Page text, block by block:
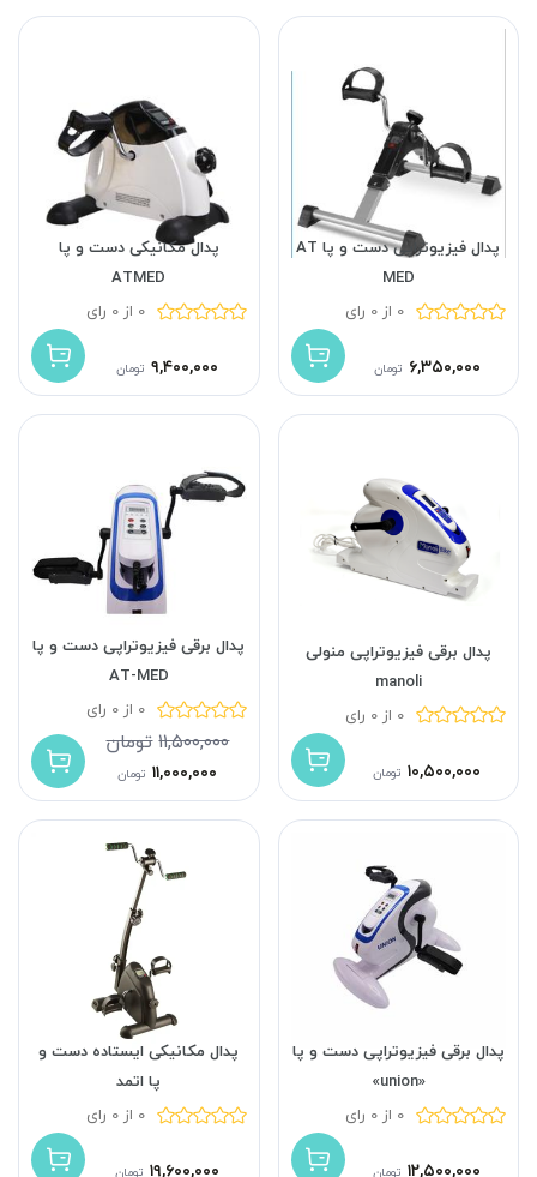
پدال فیزیوتراپی دست و پا AT
MED
0 از 0 رای
۶,۳۵۰,۰۰۰ تومان
پدال مکانیکی دست و پا
ATMED
0 از 0 رای
۹,۴۰۰,۰۰۰ تومان
پدال برقی فیزیوتراپی منولی
manoli
0 از 0 رای
۱۰,۵۰۰,۰۰۰ تومان
پدال برقی فیزیوتراپی دست و پا
AT-MED
0 از 0 رای
۱۱,۵۰۰,۰۰۰تومان
۱۱,۰۰۰,۰۰۰ تومان
پدال برقی فیزیوتراپی دست و پا
«union»
0 از 0 رای
۱۲,۵۰۰,۰۰۰ تومان
پدال مکانیکی ایستاده دست و
پا اتمد
0 از 0 رای
۱۹,۶۰۰,۰۰۰ تومان